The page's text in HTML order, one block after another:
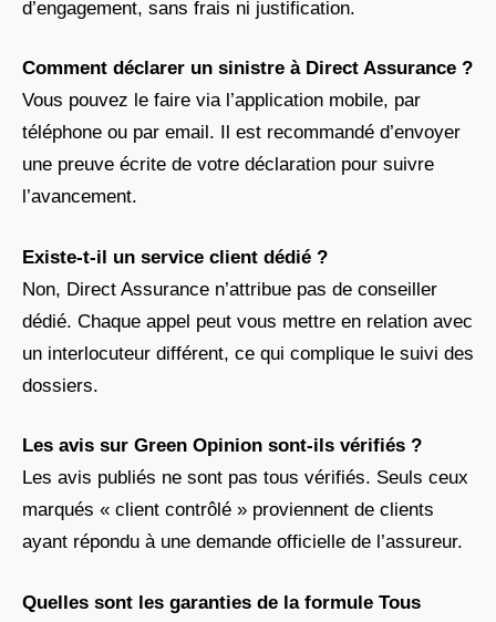
d’engagement, sans frais ni justification.
Comment déclarer un sinistre à Direct Assurance ?
Vous pouvez le faire via l’application mobile, par
téléphone ou par email. Il est recommandé d’envoyer
une preuve écrite de votre déclaration pour suivre
l’avancement.
Existe-t-il un service client dédié ?
Non, Direct Assurance n’attribue pas de conseiller
dédié. Chaque appel peut vous mettre en relation avec
un interlocuteur différent, ce qui complique le suivi des
dossiers.
Les avis sur Green Opinion sont-ils vérifiés ?
Les avis publiés ne sont pas tous vérifiés. Seuls ceux
marqués « client contrôlé » proviennent de clients
ayant répondu à une demande officielle de l’assureur.
Quelles sont les garanties de la formule Tous